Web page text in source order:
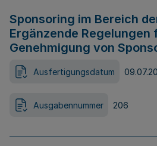
Sponsoring im Bereich
Ergänzende Regelungen
Genehmigung von
Ausfertigungsdatum
Ausgabennummer 206